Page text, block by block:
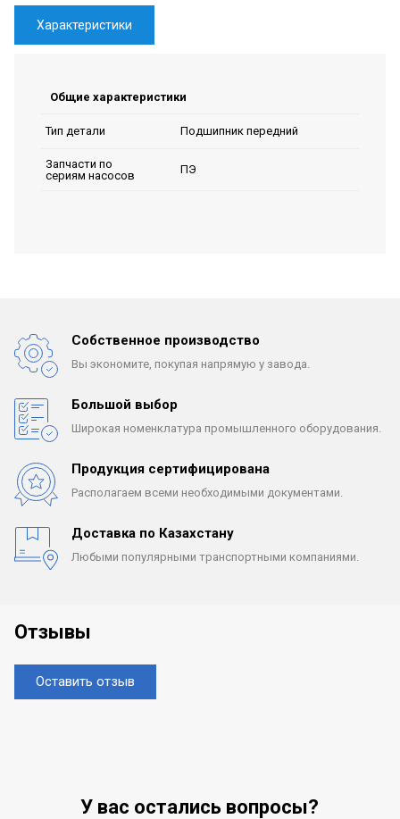
Характеристики
Общие характеристики
Тип детали Подшипник передний
Запчасти по
сериям насосов
ПЭ
Собственное производство
Вы экономите, покупая напрямую у завода.
Большой выбор
Широкая номенклатура промышленного оборудования.
Продукция сертифицирована
Располагаем всеми необходимыми документами.
Доставка по Казахстану
Любыми популярными транспортными компаниями.
Отзывы
Оставить отзыв
У вас остались вопросы?